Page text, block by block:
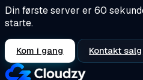
Din første server er 60
starte.
Kom i gang Kontakt salg